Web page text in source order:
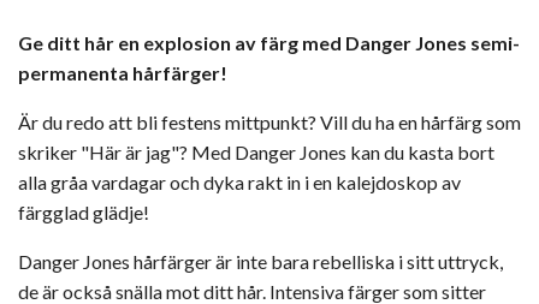
Ge ditt hår en explosion av färg med Danger Jones semi-
permanenta hårfärger!
Är du redo att bli festens mittpunkt? Vill du ha en hårfärg som
skriker "Här är jag"? Med Danger Jones kan du kasta bort
alla gråa vardagar och dyka rakt in i en kalejdoskop av
färgglad glädje!
Danger Jones hårfärger är inte bara rebelliska i sitt uttryck,
de är också snälla mot ditt hår. Intensiva färger som sitter